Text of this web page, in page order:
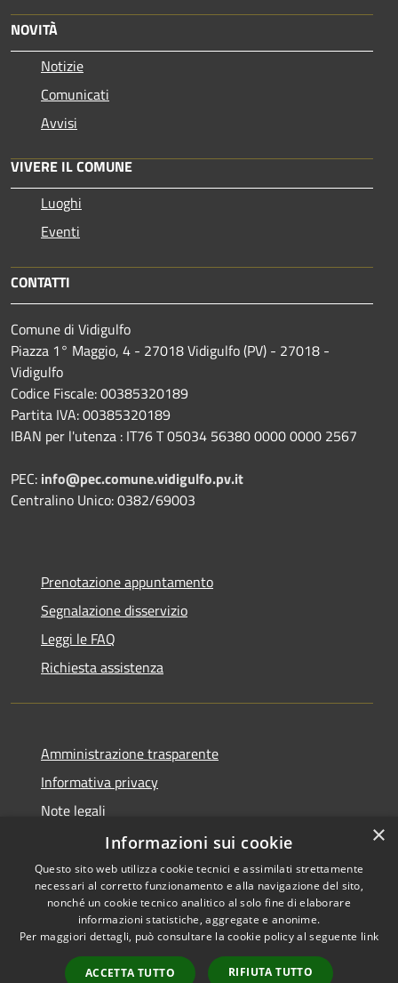
NOVITÀ
Notizie
Comunicati
Avvisi
VIVERE IL COMUNE
Luoghi
Eventi
CONTATTI
Comune di Vidigulfo
Piazza 1° Maggio, 4 - 27018 Vidigulfo (PV) - 27018 -
Vidigulfo
Codice Fiscale: 00385320189
Partita IVA: 00385320189
IBAN per l'utenza : IT76 T 05034 56380 0000 0000 2567
PEC: info@pec.comune.vidigulfo.pv.it
Centralino Unico: 0382/69003
Prenotazione appuntamento
Segnalazione disservizio
Leggi le FAQ
Richiesta assistenza
Amministrazione trasparente
Informativa privacy
Note legali
Dichiarazione di accessibilità
RSS
Accessibilità
Copyright © 2026 • Comune di
Municipium•
Accesso
×
Informazioni sui cookie
Questo sito web utilizza cookie tecnici e assimilati strettamente
necessari al corretto funzionamento e alla navigazione del sito,
nonché un cookie tecnico analitico al solo fine di elaborare
informazioni statistiche, aggregate e anonime.
Per maggiori dettagli, può consultare la cookie policy al seguente link
ACCETTA TUTTO RIFIUTA TUTTO